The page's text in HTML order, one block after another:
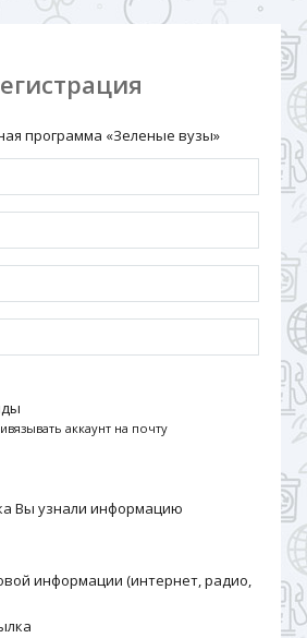
программа «Зеленые вузы»
аккаунт на почту
Вы узнали информацию
информации (интернет, радио,